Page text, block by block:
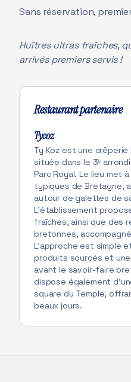
Sans réservation,
Huîtres ultras fraîches,
arrivés premiers servis !
Restaurant partenaire
Tycoz
Ty Koz est une
située dans le 3ᵉ
Parc Royal. Le lieu met
typiques de Bretagne,
autour de galettes de
L’établissement
fraîches, ainsi que des
bretonnes,
L’approche est simple
produits sourcés et
avant le savoir-faire
dispose également
square du Temple,
beaux jours.